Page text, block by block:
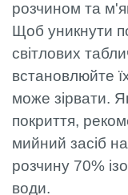
розчином та
Щоб уникнути
світлових
встановлюйте
може зірвати.
покриття,
мийний засіб
розчину 70%
води.